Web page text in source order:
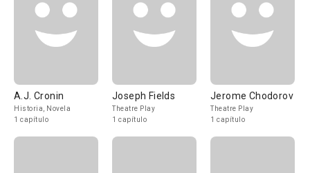
A.J. Cronin
Historia, Novela
1 capítulo
Joseph Fields
Theatre Play
1 capítulo
Jerome Chodorov
Theatre Play
1 capítulo